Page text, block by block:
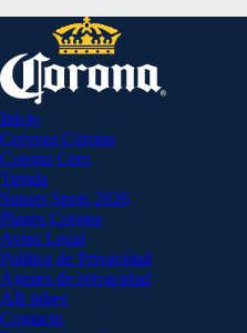
Inicio
Cerveza Corona
Corona Cero
Tienda
Sunset Spots 2026
Planes Corona
Aviso Legal
Política de Privacidad
Ajustes de privacidad
AB inbev
Contacto